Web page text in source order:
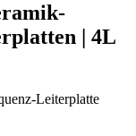
| 4L
Leiterplatte